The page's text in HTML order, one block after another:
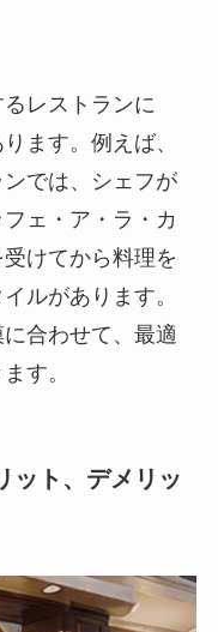
レストランに
ます。 例えば、
では、シェフが
ェ・ア・ラ・カ
けてから料理を
ルがあります。
合わせて、最適
す。
ット、デメリッ